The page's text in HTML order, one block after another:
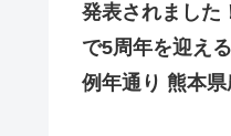
発表されました
で5周年を迎え
例年通り 熊本